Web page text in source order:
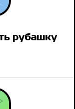
рубашку